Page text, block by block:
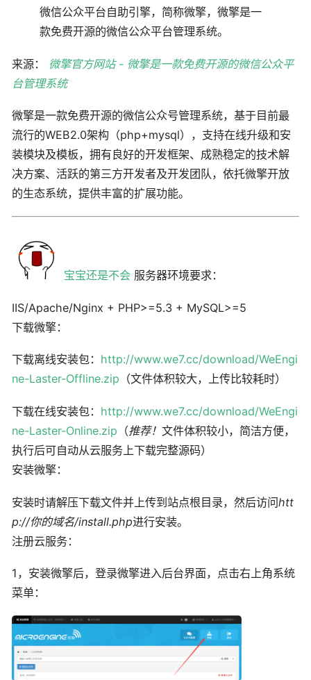
微信公众平台自助引擎，简称微擎，微擎是一
款免费开源的微信公众平台管理系统。
来源： 微擎官方网站 - 微擎是一款免费开源的微信公众平
台管理系统
微擎是一款免费开源的微信公众号管理系统，基于目前最
流行的WEB2.0架构（php+mysql），支持在线升级和安
装模块及模板，拥有良好的开发框架、成熟稳定的技术解
决方案、活跃的第三方开发者及开发团队，依托微擎开放
的生态系统，提供丰富的扩展功能。
宝宝还是不会 服务器环境要求：
IIS/Apache/Nginx + PHP>=5.3 + MySQL>=5
下载微擎：
下载离线安装包： http://www.we7.cc/download/WeEngi
ne-Laster-Offline.zip （文件体积较大，上传比较耗时）
下载在线安装包： http://www.we7.cc/download/WeEngi
ne-Laster-Online.zip （推荐！ 文件体积较小，简洁方便，
执行后可自动从云服务上下载完整源码）
安装微擎：
安装时请解压下载文件并上传到站点根目录，然后访问htt
p://你的域名/install.php进行安装。
注册云服务：
1，安装微擎后，登录微擎进入后台界面，点击右上角系统
菜单：